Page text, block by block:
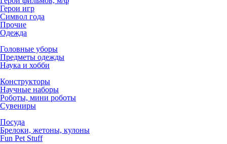
Герои игр
Символ года
Прочие
Одежда
Головные уборы
Предметы одежды
Наука и хобби
Конструкторы
Научные наборы
Роботы, мини роботы
Сувениры
Посуда
Брелоки, жетоны, кулоны
Fun Pet Stuff